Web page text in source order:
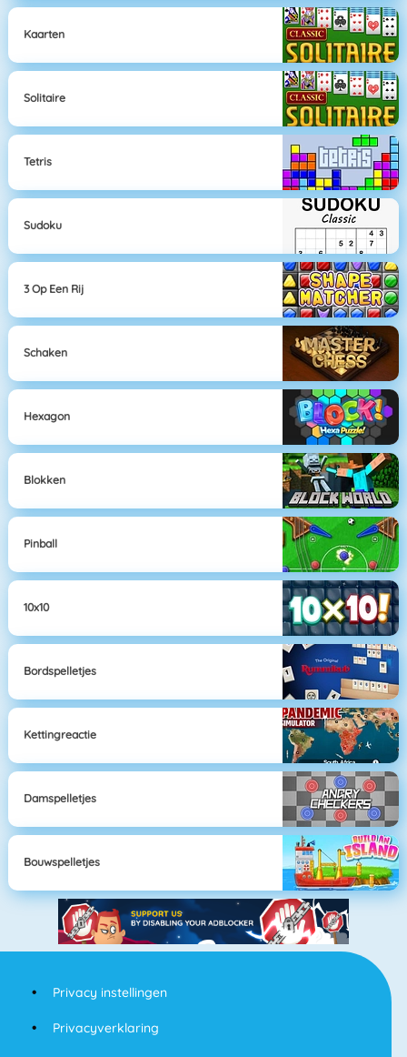
Kaarten
Solitaire
Tetris
Sudoku
3 Op Een Rij
Schaken
Hexagon
Blokken
Pinball
10x10
Bordspelletjes
Kettingreactie
Damspelletjes
Bouwspelletjes
Privacy instellingen
Privacyverklaring